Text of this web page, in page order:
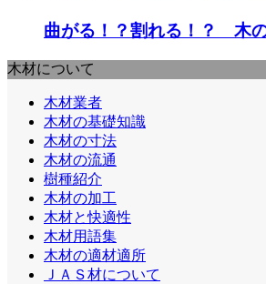
曲がる！？割れる！？ 木
木材について
木材業者
木材の基礎知識
木材の寸法
木材の流通
樹種紹介
木材の加工
木材と快適性
木材用語集
木材の適材適所
ＪＡＳ材について